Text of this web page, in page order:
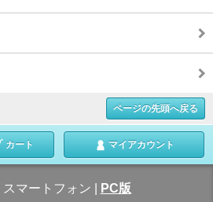
ページの先頭へ戻る
カート マイアカウント
スマートフォン PC版